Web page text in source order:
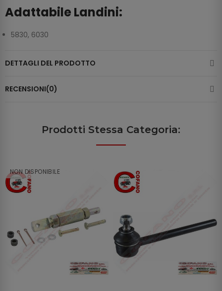
Adattabile Landini:
5830, 6030
DETTAGLI DEL PRODOTTO
RECENSIONI(0)
Prodotti Stessa Categoria:
NON DISPONIBILE